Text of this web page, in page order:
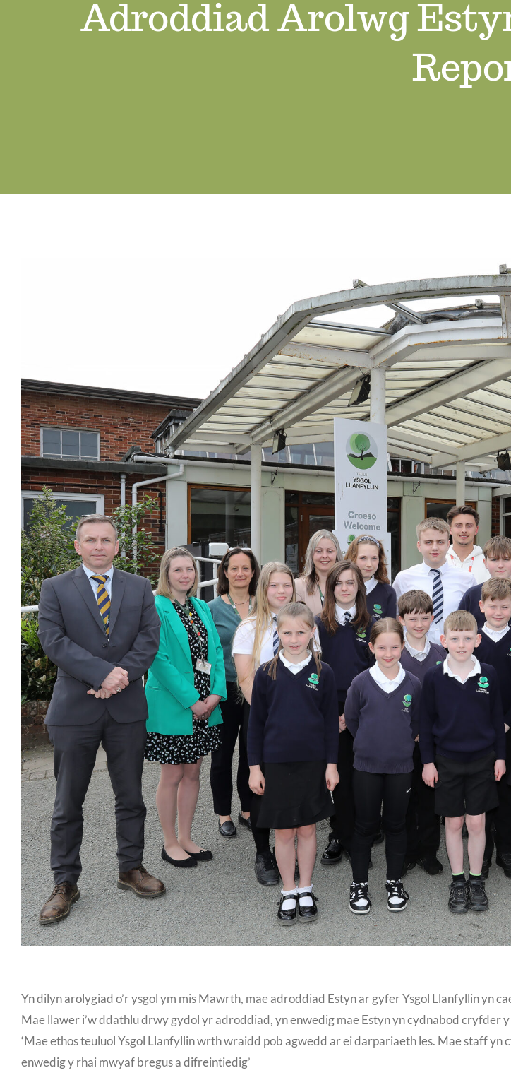
Adroddiad Arolwg
Yn dilyn arolygiad o’r ysgol ym mis Mawrth, mae adroddiad Estyn ar gyfer Ysgol Llanfyllin yn
Mae llawer i’w ddathlu drwy gydol yr adroddiad, yn enwedig mae Estyn yn cydnabod cryfder
‘Mae ethos teuluol Ysgol Llanfyllin wrth wraidd pob agwedd ar ei darpariaeth les. Mae staff
enwedig y rhai mwyaf bregus a difreintiedig’